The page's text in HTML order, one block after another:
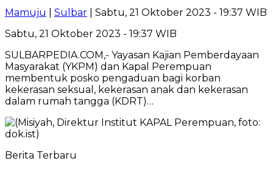
Mamuju Sulbar | Sabtu, 21 Oktober 2023 - 19:37 WIB
Sabtu, 21 Oktober 2023 - 19:37 WIB
SULBARPEDIA.COM,- Yayasan Kajian Pemberdayaan
Masyarakat (YKPM) dan Kapal Perempuan
membentuk posko pengaduan bagi korban
kekerasan seksual, kekerasan anak dan kekerasan
dalam rumah tangga (KDRT)…
Berita Terbaru